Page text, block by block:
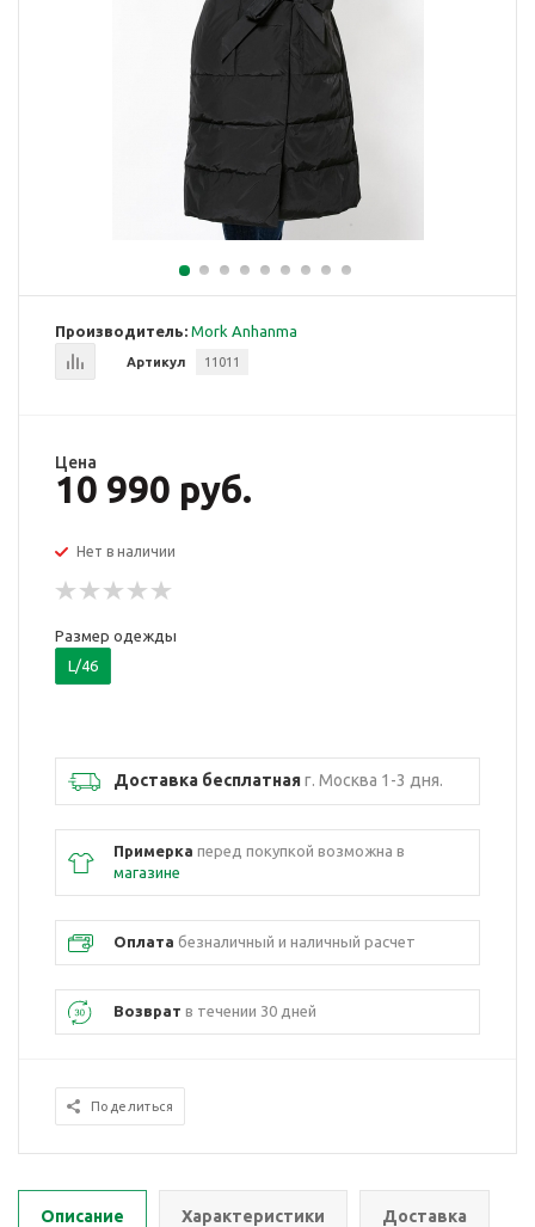
Производитель: Mork Anhanma
Артикул 11011
Цена
10 990 руб.
Нет в наличии
Размер одежды
L/46
Доставка бесплатнаяг. Москва 1-3 дня.
Примерка перед покупкой возможна в
магазине
Оплата безналичный и наличный расчет
Возврат в течении 30 дней
Поделиться
Описание Характеристики Доставка